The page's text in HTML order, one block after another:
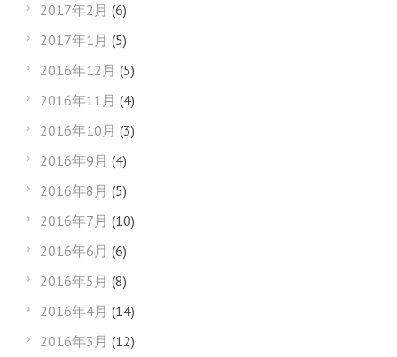
2017年2月 (6)
2017年1月 (5)
2016年12月 (5)
2016年11月 (4)
2016年10月 (3)
2016年9月 (4)
2016年8月 (5)
2016年7月 (10)
2016年6月 (6)
2016年5月 (8)
2016年4月 (14)
2016年3月 (12)